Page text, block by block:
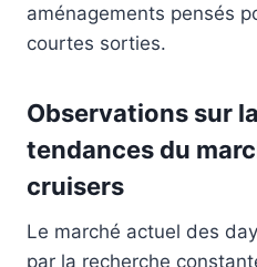
aménagements pensés
courtes sorties.
Observations sur
tendances du
cruisers
Le marché actuel des
par la recherche